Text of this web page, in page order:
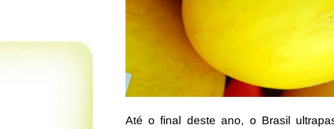
Até o final deste ano, o Brasil